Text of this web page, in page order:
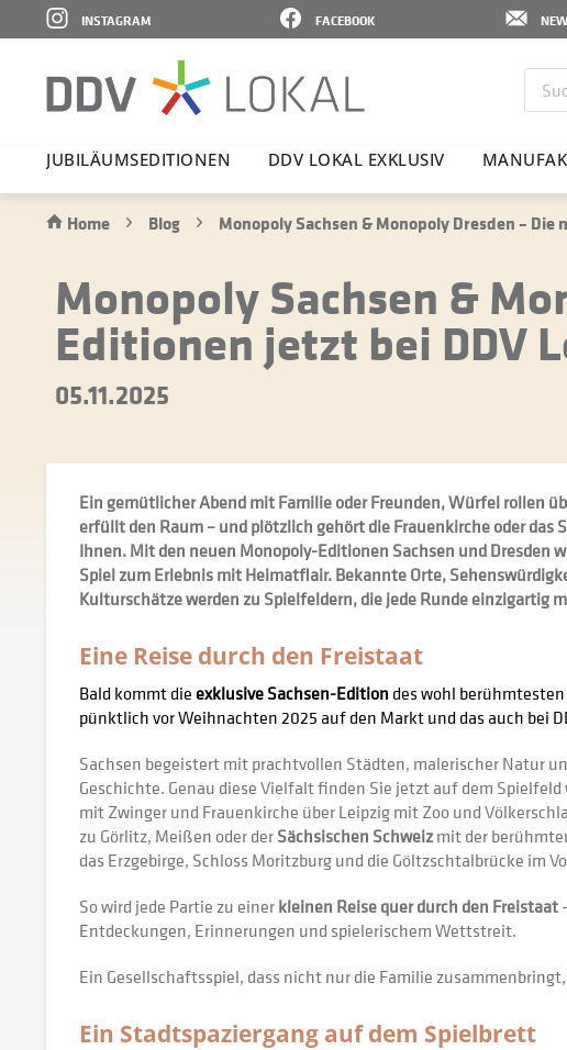
FACEBOOK
INSTAGRAM
JUBI­LÄ­UMS­E­DI­TIONEN DDV LOKAL EXKLUSIV
Home Blog Monopoly Sachsen & Monopoly Dresden –
Monopoly Sachsen &
Editionen jetzt bei DDV
05.11.2025
Ein gemütlicher Abend mit Familie oder Freunden, Würfel rollen
erfüllt den Raum – und plötzlich gehört die Frauenkirche oder das
Ihnen. Mit den neuen Monopoly-Editionen Sachsen und Dresden
Spiel zum Erlebnis mit Heimatflair. Bekannte Orte,
Kulturschätze werden zu Spielfeldern, die jede Runde einzigartig
Eine Reise durch den Freistaat
Bald kommt dieexklusive Sachsen-Edition des wohl
pünktlich vor Weihnachten 2025 auf den Markt und das auch bei
Sachsen begeistert mit prachtvollen Städten, malerischer Natur
Geschichte. Genau diese Vielfalt finden Sie jetzt auf dem Spielfeld
mit Zwinger und Frauenkirche über Leipzig mit Zoo und
zu Görlitz, Meißen oder derSächsischen Schweizmit der
das Erzgebirge, Schloss Moritzburg und die Göltzschtalbrücke im
So wird jede Partie zu einerkleinen Reise quer durch den Freistaat
Entdeckungen, Erinnerungen und spielerischem Wettstreit.
Ein Gesellschaftsspiel, dass nicht nur die Familie
Ein Stadtspaziergang auf dem Spielbrett